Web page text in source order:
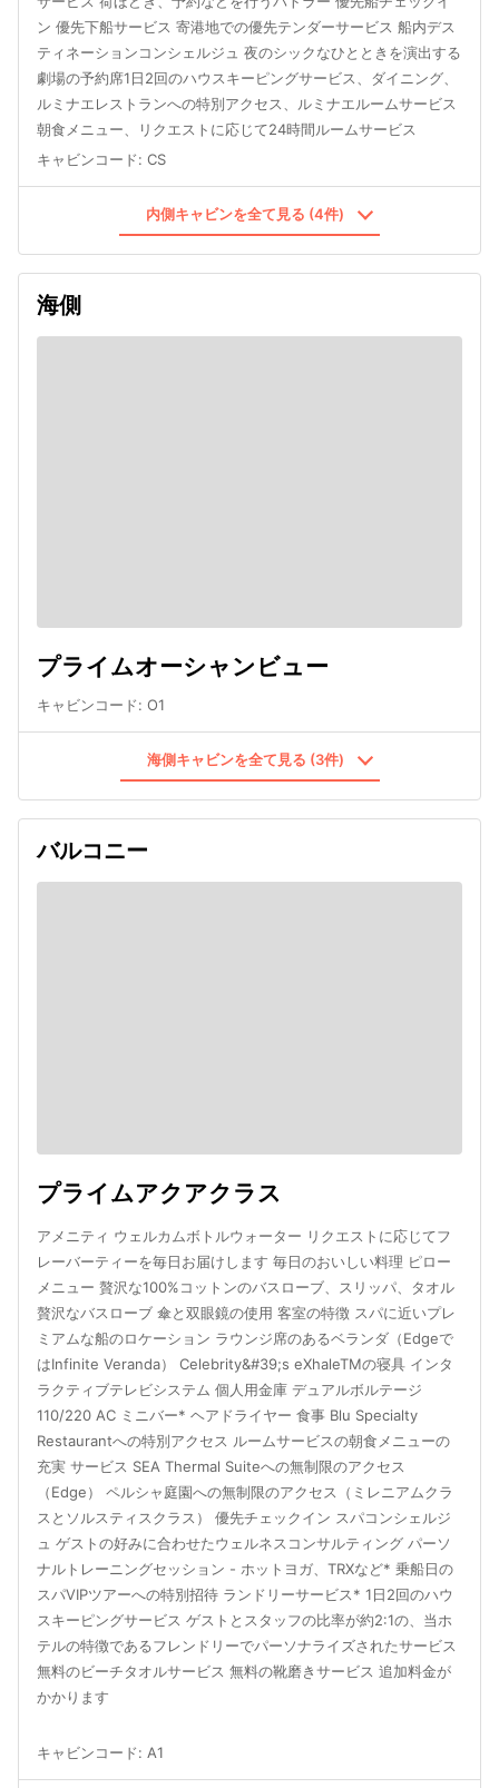
ン 優先下船サービス 寄港地での優先テンダーサービス 船内デス
ティネーションコンシェルジュ 夜のシックなひとときを演出する
劇場の予約席1日2回のハウスキーピングサービス、ダイニング、
ルミナエレストランへの特別アクセス、ルミナエルームサービス
朝食メニュー、リクエストに応じて24時間ルームサービス
キャビンコード: CS
内側キャビンを全て見る (4件)
海側
プライムオーシャンビュー
キャビンコード: O1
海側キャビンを全て見る (3件)
バルコニー
プライムアクアクラス
アメニティ ウェルカムボトルウォーター リクエストに応じてフ
レーバーティーを毎日お届けします 毎日のおいしい料理 ピロー
メニュー 贅沢な100%コットンのバスローブ、スリッパ、タオル
贅沢なバスローブ 傘と双眼鏡の使用 客室の特徴 スパに近いプレ
ミアムな船のロケーション ラウンジ席のあるベランダ（Edgeで
はInfinite Veranda） Celebrity&#39;s eXhaleTMの寝具 インタ
ラクティブテレビシステム 個人用金庫 デュアルボルテージ
110/220 AC ミニバー* ヘアドライヤー 食事 Blu Specialty
Restaurantへの特別アクセス ルームサービスの朝食メニューの
充実 サービス SEA Thermal Suiteへの無制限のアクセス
（Edge） ペルシャ庭園への無制限のアクセス（ミレニアムクラ
スとソルスティスクラス） 優先チェックイン スパコンシェルジ
ュ ゲストの好みに合わせたウェルネスコンサルティング パーソ
ナルトレーニングセッション - ホットヨガ、TRXなど* 乗船日の
スパVIPツアーへの特別招待 ランドリーサービス* 1日2回のハウ
スキーピングサービス ゲストとスタッフの比率が約2:1の、当ホ
テルの特徴であるフレンドリーでパーソナライズされたサービス
無料のビーチタオルサービス 無料の靴磨きサービス 追加料金が
かかります
キャビンコード: A1